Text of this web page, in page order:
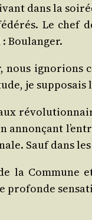
dans la
Le
Boulanger.
igno­rions
je
annon­çant
Sauf dans
la Com­mune
pro­fonde